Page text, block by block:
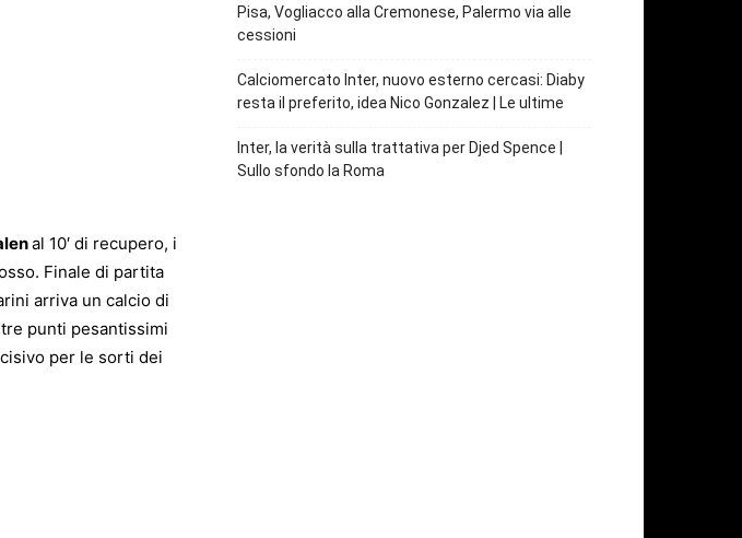
al 10′ di recupero, i
Finale di partita
arriva un calcio di
punti pesantissimi
per le sorti dei
Pisa, Vogliacco alla Cremonese, Palermo via alle
cessioni
Calciomercato Inter, nuovo esterno cercasi: Diaby
resta il preferito, idea Nico Gonzalez | Le ultime
Inter, la verità sulla trattativa per Djed Spence |
Sullo sfondo la Roma